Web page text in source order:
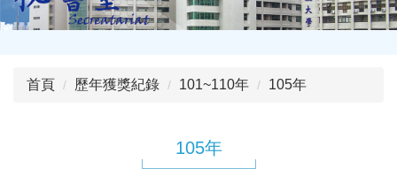
首頁 歷年獲獎紀錄 101~110年 105年
105年